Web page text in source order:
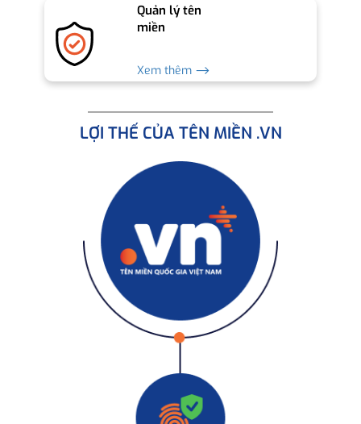
Quản lý tên
miền
Xem thêm ⟶
LỢI THẾ CỦA TÊN MIỀN .VN